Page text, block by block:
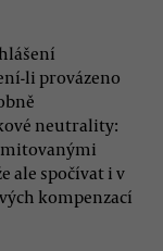
li provázeno
neutrality:
ale spočívat i v
kompenzací